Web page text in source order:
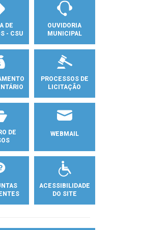
DE
- CSU
OUVIDORIA
MUNICIPAL
PROCESSOS DE
LICITAÇÃO
DE
WEBMAIL
ACESSIBILIDADE
DO SITE